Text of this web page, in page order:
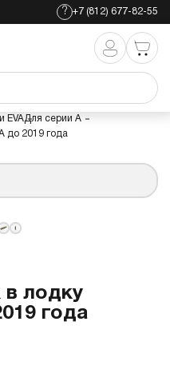
? +7 (812) 677-82-55
А до 2019 года
EVAДля серии А
до 2019 года
в лодку
года